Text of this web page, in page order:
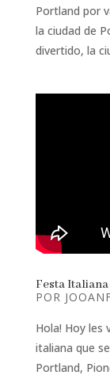
Portland por
la ciudad de
divertido, la
Festa
POR
Hola! Hoy
italiana que
Portland,